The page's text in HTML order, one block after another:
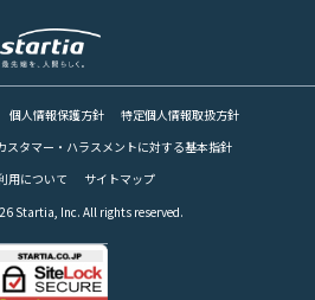
個人情報保護方針
特定個人情報取扱方針
スタマー・ハラスメントに対する基本指針
用について
サイトマップ
Startia, Inc. All rights reserved.